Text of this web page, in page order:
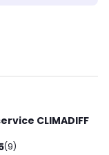
CLIMADIFF
(9)